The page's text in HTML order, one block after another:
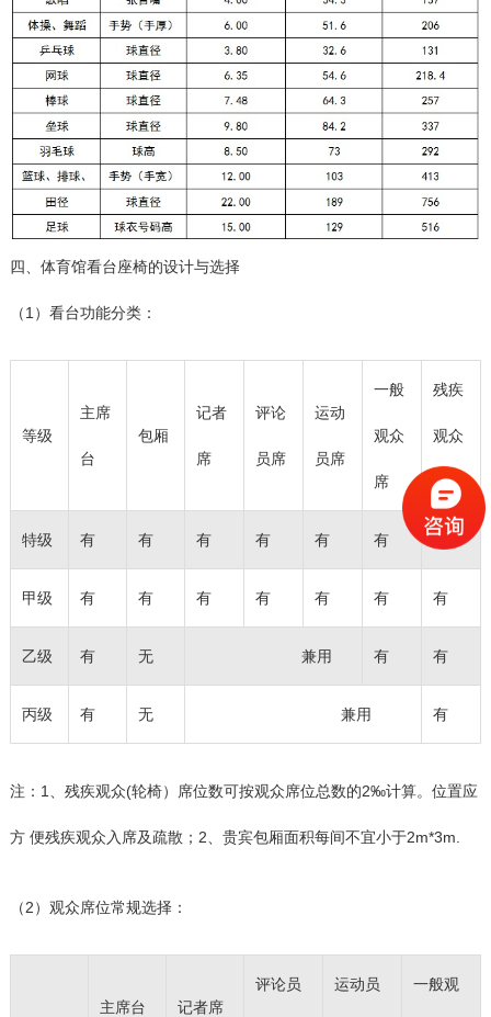
四、体育馆看台座椅的设计与选择
（1）看台功能分类：
等级
主席
台
包厢
记者
席
评论
员席
运动
员席
一般
观众
席
残疾
观众
席
特级 有 有 有 有 有 有 有
甲级 有 有 有 有 有 有 有
乙级 有 无 兼用 有 有
丙级 有 无 兼用 有
注：1、残疾观众(轮椅）席位数可按观众席位总数的2‰计算。位置应
方 便残疾观众入席及疏散；2、贵宾包厢面积每间不宜小于2m*3m.
（2）观众席位常规选择：
主席台 记者席
评论员 运动员 一般观